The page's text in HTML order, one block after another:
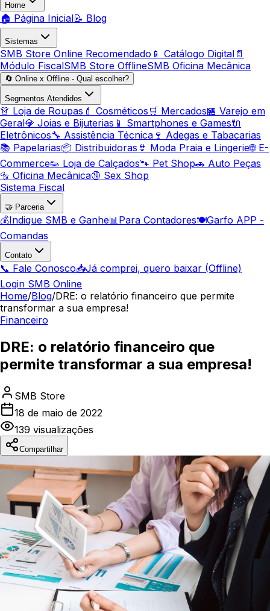
Home
🏠 Página Inicial📝 Blog
Sistemas
SMB Store Online Recomendado 📱 Catálogo Digital 📄
Módulo FiscalSMB Store OfflineSMB Oficina Mecânica
🔄 Online x Offline - Qual escolher?
Segmentos Atendidos
👗 Loja de Roupas 💄 Cosméticos 🛒 Mercados🏪 Varejo em
Geral💎 Joias e Bijuterias 📱 Smartphones e Games🔌
Eletrônicos🔧 Assistência Técnica 🍷 Adegas e Tabacarias
📚 Papelarias📦 Distribuidoras 👙 Moda Praia e Lingerie🌐 E-
Commerce👟 Loja de Calçados🐾 Pet Shop🚗 Auto Peças
🔩 Oficina Mecânica🔞 Sex Shop
Sistema Fiscal
🤝 Parceria
💰Indique SMB e Ganhe📊Para Contadores🍽️Garfo APP -
Comandas
Contato
📞 Fale Conosco📥Já comprei, quero baixar (Offline)
Login SMB Online
Home/Blog/DRE: o relatório financeiro que permite
transformar a sua empresa!
Financeiro
DRE: o relatório financeiro que
permite transformar a sua empresa!
SMB Store
18 de maio de 2022
139 visualizações
Compartilhar